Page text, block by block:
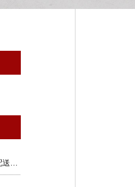
【2026年1月11日｜冬本番の配送現場と軽貨物の今】